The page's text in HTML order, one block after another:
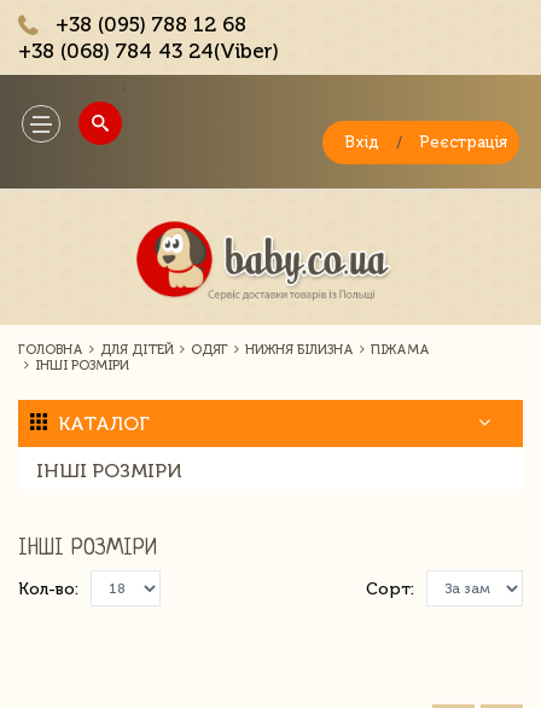
+38 (095) 788 12 68
+38 (068) 784 43 24(Viber)
Toggle
navigation
Вхід / Реєстрація
ГОЛОВНА ДЛЯ ДІТЕЙ ОДЯГ НИЖНЯ БІЛИЗНА
ПІЖАМА
ІНШІ РОЗМІРИ
КАТАЛОГ
ІНШІ РОЗМІРИ
ІНШІ РОЗМІРИ
Кол-во: Сорт: